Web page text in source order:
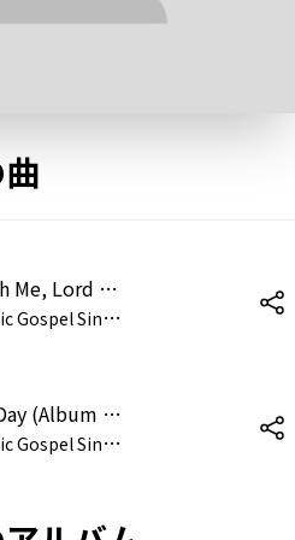
Touch Me, Lord Jesus
A
ngelic Gospel Singers
One Day (Album Version)
A
ngelic Gospel Singers,The Dixie Hummingbirds